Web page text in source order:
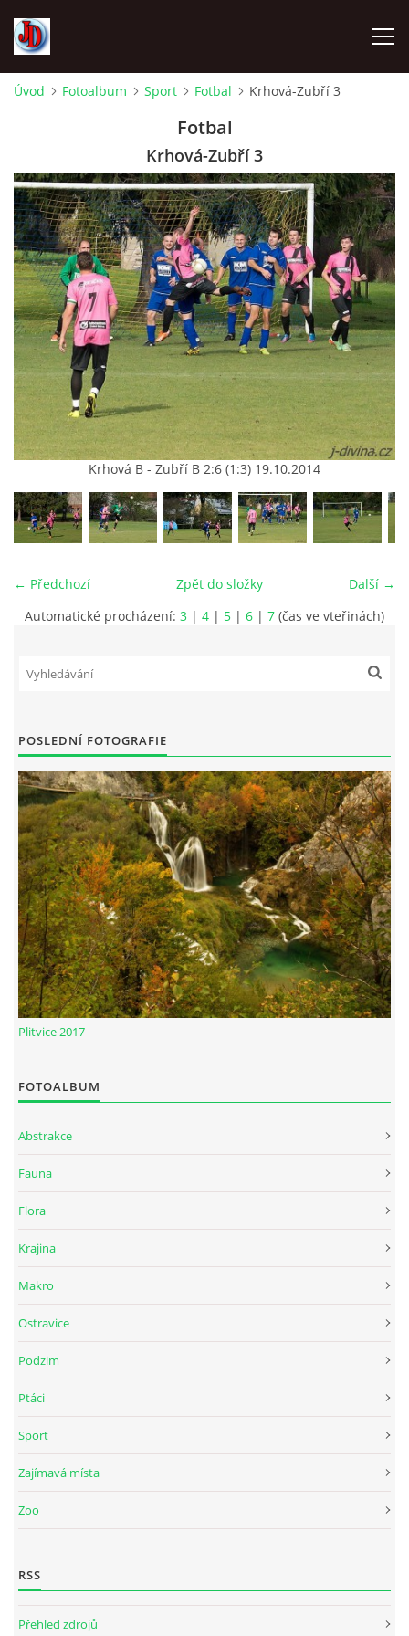
FOTOALBUM
Z CEST
NÁVŠTĚVNÍ KNIHA
OSTRAVICE SRAZY
vm24@atlas.cz
© 2026 eStránky.cz |RSS|Tisk|Aktualizováno: 4. 11. 2025|Nahoru ↑
Úvod Fotoalbum Sport Fotbal Krhová-Zubří 3
Fotbal
Krhová-Zubří 3
Krhová B - Zubří B 2:6 (1:3) 19.10.2014
← Předchozí Další →
Zpět do složky
Automatické procházení: 3 | 4 | 5 | 6 | 7 (čas ve vteřinách)
POSLEDNÍ FOTOGRAFIE
Plitvice 2017
FOTOALBUM
Abstrakce
Fauna
Flora
Krajina
Makro
Ostravice
Podzim
Ptáci
Sport
Zajímavá místa
Zoo
RSS
Přehled zdrojů